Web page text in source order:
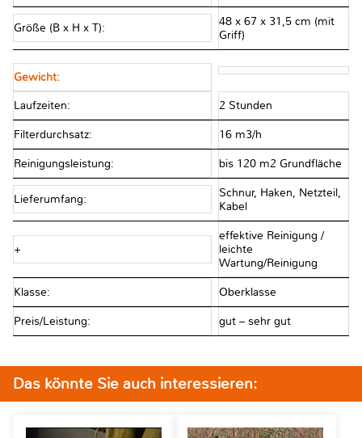
Größe (B x H x T):
48 x 67 x 31,5 cm (mit
Griff)
Gewicht:
Laufzeiten: 2 Stunden
Filterdurchsatz: 16 m3/h
Reinigungsleistung: bis 120 m2 Grundfläche
Lieferumfang:
Schnur, Haken, Netzteil,
Kabel
+
effektive Reinigung /
leichte
Wartung/Reinigung
Klasse: Oberklasse
Preis/Leistung: gut – sehr gut
Das könnte Sie auch interessieren: